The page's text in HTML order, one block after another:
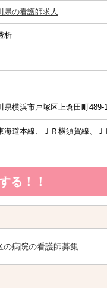
県の看護師求人
析
県横浜市戸塚区上倉田町489-
海道本線、ＪＲ横須賀線、
る！！
の病院の看護師募集